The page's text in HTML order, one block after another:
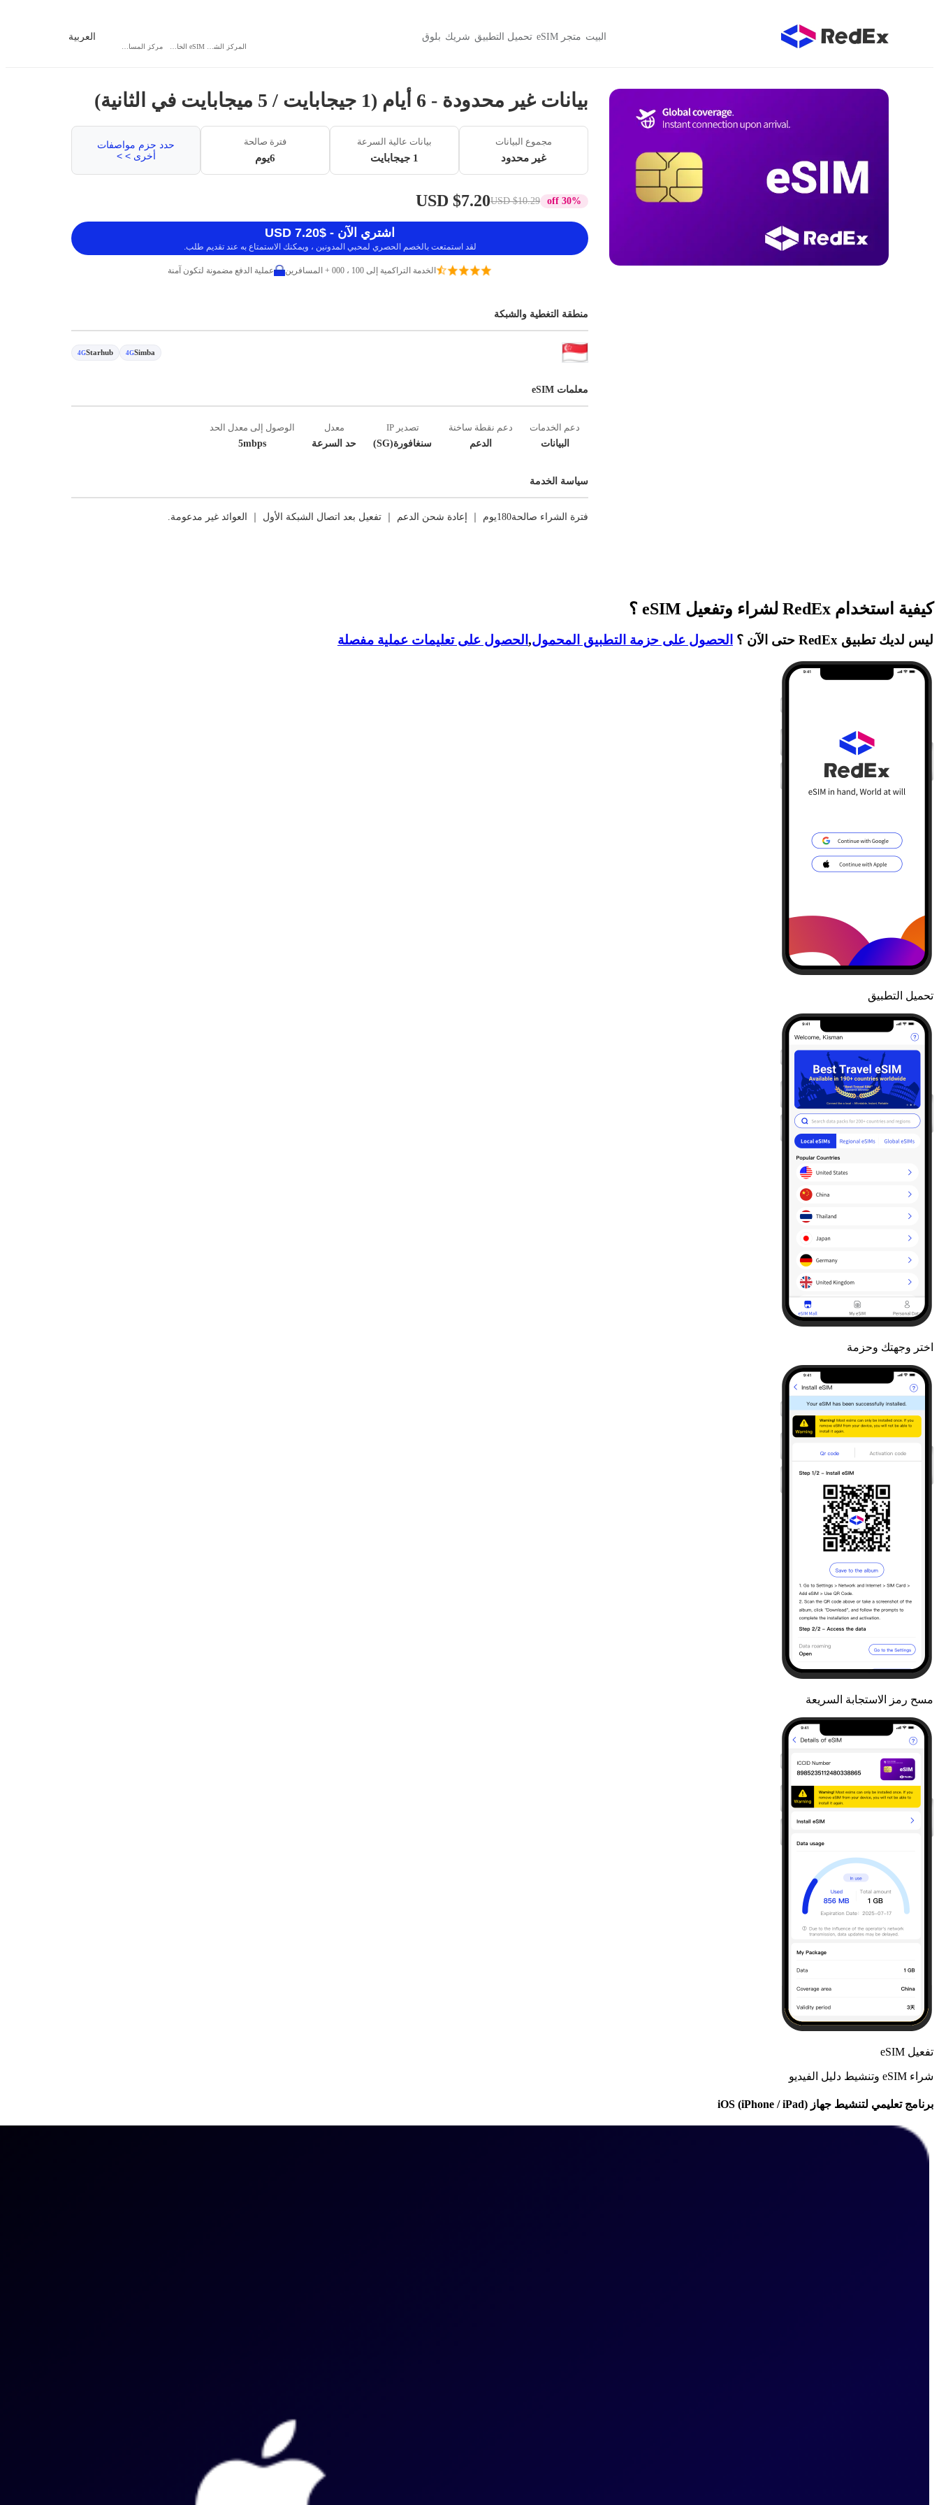
البيت متجر eSIM تحميل التطبيق شريك بلوق العربية
بيانات غير محدودة - 6 أيام (1 جيجابايت / 5 ميجابايت في الثانية)
مجموع البيانات
غير محدود
بيانات عالية السرعة
1 جيجابايت
فترة صالحة
6يوم
حدد حزم مواصفات
أخرى > >
30% off
$10.29 USD
$7.20 USD
اشتري الآن - $7.20 USD
لقد استمتعت بالخصم الحصري لمحبي المدونين ، ويمكنك الاستمتاع به عند تقديم طلب.
الخدمة التراكمية إلى 100 ، 000 + المسافرين عملية الدفع مضمونة لتكون آمنة
منطقة التغطية والشبكة
Simba
4G
Starhub
4G
معلمات eSIM
دعم الخدمات
البيانات
دعم نقطة ساخنة
الدعم
تصدير IP
سنغافورة(SG)
معدل
حد السرعة
الوصول إلى معدل الحد
5mbps
سياسة الخدمة
فترة الشراء صالحة180يوم ｜ إعادة شحن الدعم ｜ تفعيل بعد اتصال الشبكة الأول ｜ العوائد غير مدعومة.
كيفية استخدام RedEx لشراء وتفعيل eSIM ؟
ليس لديك تطبيق RedEx حتى الآن ؟ الحصول على حزمة التطبيق المحمول, الحصول على تعليمات عملية مفصلة
تحميل التطبيق
اختر وجهتك وحزمة
مسح رمز الاستجابة السريعة
تفعيل eSIM
شراء eSIM وتنشيط دليل الفيديو
برنامج تعليمي لتنشيط جهاز iOS (iPhone / iPad)